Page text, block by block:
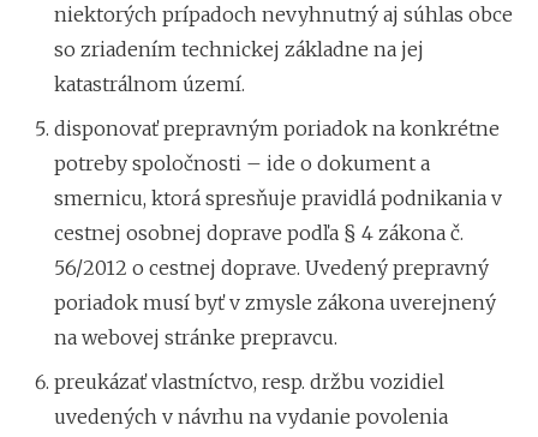
niektorých prípadoch nevyhnutný aj súhlas obce
so zriadením technickej základne na jej
katastrálnom území.
disponovať prepravným poriadok na konkrétne
potreby spoločnosti – ide o dokument a
smernicu, ktorá spresňuje pravidlá podnikania v
cestnej osobnej doprave podľa § 4 zákona č.
56/2012 o cestnej doprave. Uvedený prepravný
poriadok musí byť v zmysle zákona uverejnený
na webovej stránke prepravcu.
preukázať vlastníctvo, resp. držbu vozidiel
uvedených v návrhu na vydanie povolenia